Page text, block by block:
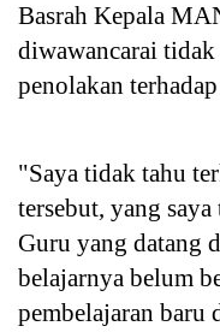
Basrah Kepala
diwawancarai
penolakan
"Saya tidak tahu
tersebut, yang
Guru yang datang
belajarnya belum
pembelajaran